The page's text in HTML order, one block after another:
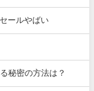
ールやばい
秘密の方法は？